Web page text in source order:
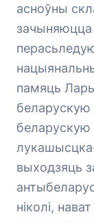
асноўны
зачыняюцца
памяць
беларускую
беларускую
выходзяць
ніколі,